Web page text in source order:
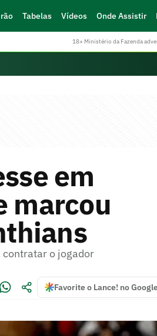
Tabelas Vídeos Onde Assistir
18+ Ministério da Fazenda
em
marcou
contratar o jogador
Favorite o Lance! no